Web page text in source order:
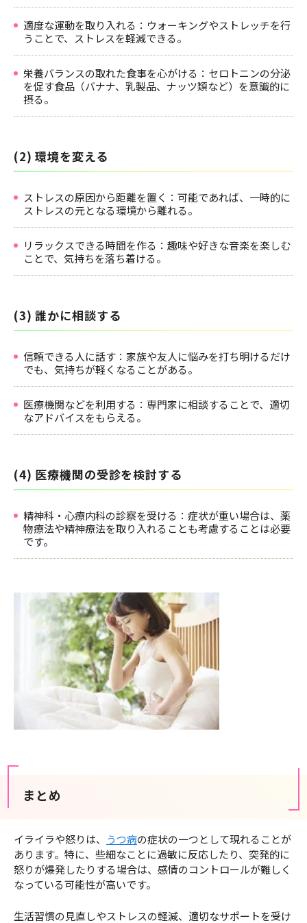
適度な運動を取り入れる：ウォーキングやストレッチを行
うことで、ストレスを軽減できる。
栄養バランスの取れた食事を心がける：セロトニンの分泌
を促す食品（バナナ、乳製品、ナッツ類など）を意識的に
摂る。
(2) 環境を変える
ストレスの原因から距離を置く：可能であれば、一時的に
ストレスの元となる環境から離れる。
リラックスできる時間を作る：趣味や好きな音楽を楽しむ
ことで、気持ちを落ち着ける。
(3) 誰かに相談する
信頼できる人に話す：家族や友人に悩みを打ち明けるだけ
でも、気持ちが軽くなることがある。
医療機関などを利用する：専門家に相談することで、適切
なアドバイスをもらえる。
(4) 医療機関の受診を検討する
精神科・心療内科の診察を受ける：症状が重い場合は、薬
物療法や精神療法を取り入れることも考慮することは必要
です。
まとめ
イライラや怒りは、 うつ病の症状の一つとして現れることが
あります。特に、些細なことに過敏に反応したり、突発的に
怒りが爆発したりする場合は、感情のコントロールが難しく
なっている可能性が高いです。
生活習慣の見直しやストレスの軽減、適切なサポートを受け